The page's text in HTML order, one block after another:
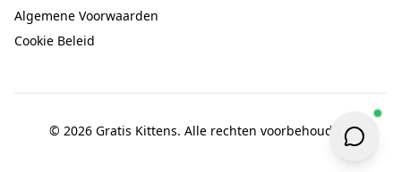
Algemene Voorwaarden
Cookie Beleid
© 2026 Gratis Kittens. Alle rechten voorbehouden.